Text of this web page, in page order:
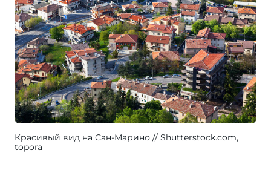
Красивый вид на Сан-Марино
Shutterstock.com,
topora